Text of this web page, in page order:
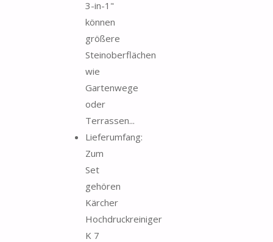
3-in-1"
können
größere
Steinoberflächen
wie
Gartenwege
oder
Terrassen...
Lieferumfang:
Zum
Set
gehören
Kärcher
Hochdruckreiniger
K 7